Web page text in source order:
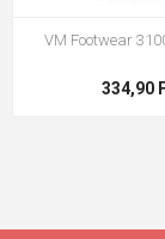
VM Footwear
334,90